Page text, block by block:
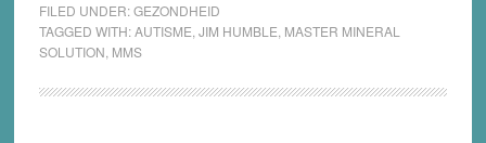
FILED UNDER:GEZONDHEID
TAGGED WITH:AUTISME JIM HUMBLE MASTER MINERAL
SOLUTION MMS